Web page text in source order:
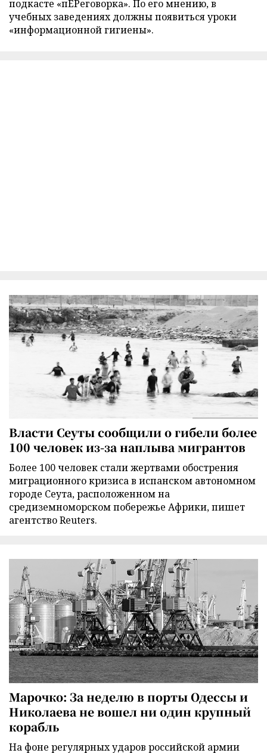
подкасте «пЕРеговорка». По его мнению, в
учебных заведениях должны появиться уроки
«информационной гигиены».
Власти Сеуты сообщили о гибели более
100 человек из-за наплыва мигрантов
Более 100 человек стали жертвами обострения
миграционного кризиса в испанском автономном
городе Сеута, расположенном на
средиземноморском побережье Африки, пишет
агентство Reuters.
Марочко: За неделю в порты Одессы и
Николаева не вошел ни один крупный
корабль
На фоне регулярных ударов российской армии